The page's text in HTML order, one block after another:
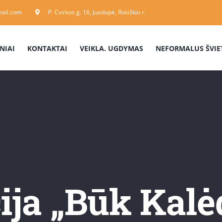
P. Cvirkos g. 16, Juodupė, Rokiškio r.
KONTAKTAI VEIKLA. UGDYMAS NEFORMALUS
„Būk